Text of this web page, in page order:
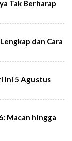
Tak Berharap
dan Cara
Ini 5 Agustus
Macan hingga